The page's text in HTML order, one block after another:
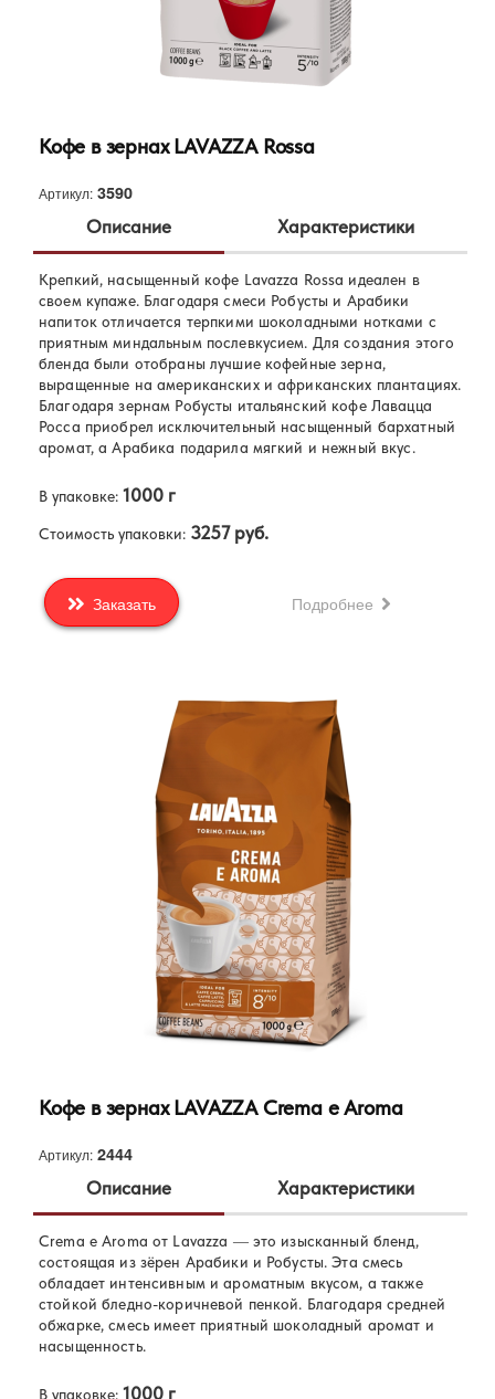
Кофе в зернах LAVAZZA Rossa
Артикул: 3590
Описание
Характеристики
Крепкий, насыщенный кофе Lavazza Rossa идеален в
своем купаже. Благодаря смеси Робусты и Арабики
напиток отличается терпкими шоколадными нотками с
приятным миндальным послевкусием. Для создания этого
бленда были отобраны лучшие кофейные зерна,
выращенные на американских и африканских плантациях.
Благодаря зернам Робусты итальянский кофе Лавацца
Росса приобрел исключительный насыщенный бархатный
аромат, а Арабика подарила мягкий и нежный вкус.
Бренд:Lavazza
Состав: 60% Арабика, 40% Робуста
В упаковке: 1000 г
Стоимость упаковки: 3257 руб.
Заказать Подробнее
Кофе в зернах LAVAZZA Crema e Aroma
Артикул: 2444
Описание
Характеристики
Crema e Aroma от Lavazza — это изысканный бленд,
состоящая из зёрен Арабики и Робусты. Эта смесь
обладает интенсивным и ароматным вкусом, а также
стойкой бледно-коричневой пенкой. Благодаря средней
обжарке, смесь имеет приятный шоколадный аромат и
насыщенность.
Бренд: Lavazza
Состав:80% Арабика, 20% Робуста
В упаковке: 1000 г